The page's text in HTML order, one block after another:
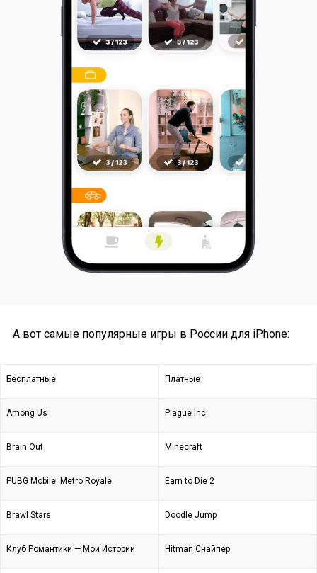
А вот самые популярные игры в России для iPhone:
Бесплатные Платные
Among Us Plague Inc.
Brain Out Minecraft
PUBG Mobile: Metro Royale Earn to Die 2
Brawl Stars Doodle Jump
Клуб Романтики — Мои Истории Hitman Снайпер